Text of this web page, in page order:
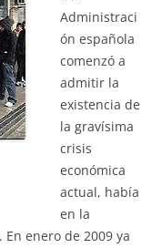
Administraci
ón española
comenzó a
admitir la
existencia de
la gravísima
crisis
económica
actual, había
en la
enero de 2009 ya